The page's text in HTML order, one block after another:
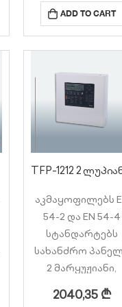
რაოდენობა
მარყუჟზე 240
გაერთიანების
შესაძლებლობა
პროტოკოლით
(ქსელის ბარათი
შედის…
ADD TO CART
აკმაყოფილებს
54-2 და EN 54-4
სტანდარტებს
სახანძრო
2 მარყუჟიანი,
მაქსიმალური
2040,35₾